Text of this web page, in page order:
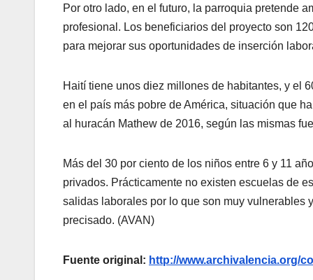
Por otro lado, en el futuro, la parroquia pretende
profesional. Los beneficiarios del proyecto son
para mejorar sus oportunidades de inserción
Haití tiene unos diez millones de habitantes, y
en el país más pobre de América, situación que
al huracán Mathew de 2016, según las mismas
Más del 30 por ciento de los niños entre 6 y 11
privados. Prácticamente no existen escuelas de
salidas laborales por lo que son muy vulnerables
precisado. (AVAN)
Fuente original: http://www.archivalencia.org/